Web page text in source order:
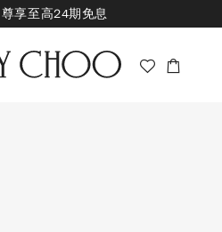
享至高24期免息
，即刻挑选礼物